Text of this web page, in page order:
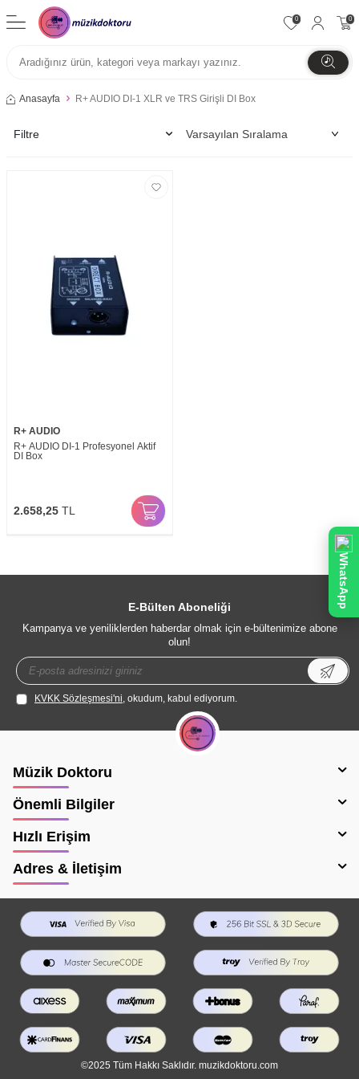
0 0
Anasayfa R+ AUDIO DI-1 XLR ve TRS Girişli DI Box
Filtre
R+ AUDIO
R+ AUDIO DI-1 Profesyonel Aktif
DI Box
2.658,25 TL
E-Bülten Aboneliği
Kampanya ve yeniliklerden haberdar olmak için e-bültenimize abone
olun!
KVKK Sözleşmesi'ni, okudum, kabul ediyorum.
Müzik Doktoru
Önemli Bilgiler
Hızlı Erişim
Adres & İletişim
©2025 Tüm Hakkı Saklıdır. muzikdoktoru.com
WhatsApp